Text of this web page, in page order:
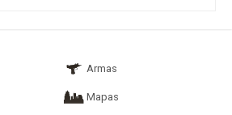
Armas
Mapas